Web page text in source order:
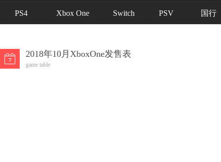
PS4 Xbox One Switch PSV 国行
2018年10月XboxOne发售表
game table